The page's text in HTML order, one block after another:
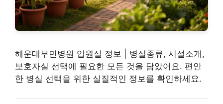
해운대부민병원 입원실 정보 | 병실종류, 시설소개,
보호자실 선택에 필요한 모든 것을 담았어요. 편안
한 병실 선택을 위한 실질적인 정보를 확인하세요.